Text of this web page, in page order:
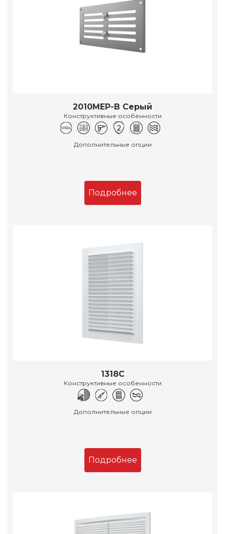
2010МЕР-В Серый
Конструктивные особенности
Дополнительные опции
Подробнее
1318С
Конструктивные особенности
Дополнительные опции
Подробнее